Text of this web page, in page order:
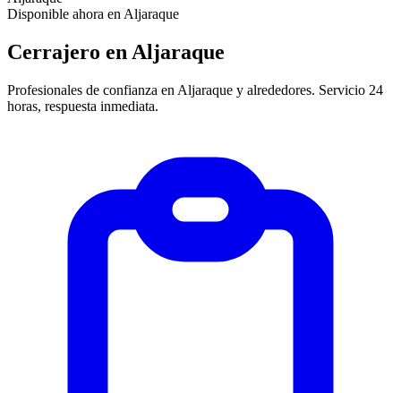
Disponible ahora en Aljaraque
Cerrajero en Aljaraque
Profesionales de confianza en Aljaraque y alrededores. Servicio 24
horas, respuesta inmediata.